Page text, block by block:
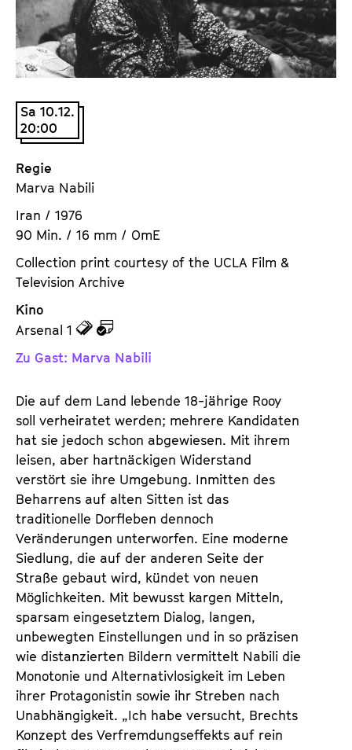
t
u
t
e
V
.
Sa 10.12.
20:00
Regie
Marva Nabili
Iran / 1976
90 Min. / 16 mm / OmE
Collection print courtesy of the UCLA Film &
Television Archive
Kino
Arsenal 1
z
d
n
T
i
c
k
e
t
s
d
m
K
a
l
e
n
d
e
r
Zu Gast: Marva Nabili
Die auf dem Land lebende 18-jährige Rooy
soll verheiratet werden; mehrere Kandidaten
hat sie jedoch schon abgewiesen. Mit ihrem
leisen, aber hartnäckigen Widerstand
verstört sie ihre Umgebung. Inmitten des
Beharrens auf alten Sitten ist das
traditionelle Dorfleben dennoch
Veränderungen unterworfen. Eine moderne
Siedlung, die auf der anderen Seite der
Straße gebaut wird, kündet von neuen
Möglichkeiten. Mit bewusst kargen Mitteln,
sparsam eingesetztem Dialog, langen,
unbewegten Einstellungen und in so präzisen
wie distanzierten Bildern vermittelt Nabili die
Monotonie und Alternativlosigkeit im Leben
ihrer Protagonistin sowie ihr Streben nach
Unabhängigkeit. „Ich habe versucht, Brechts
Konzept des Verfremdungseffekts auf rein